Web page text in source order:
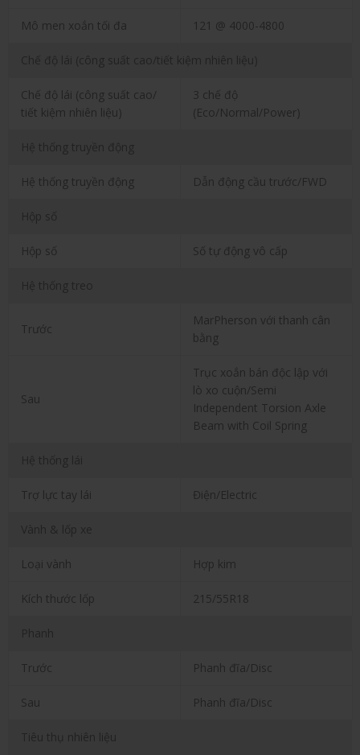
Mô men xoắn tối đa 121 @ 4000-4800
Chế độ lái (công suất cao/tiết kiệm nhiên liệu)
Chế độ lái (công suất cao/
tiết kiệm nhiên liệu)
3 chế độ
(Eco/Normal/Power)
Hệ thống truyền động
Hệ thống truyền động Dẫn động cầu trước/FWD
Hộp số
Hộp số Số tự động vô cấp
Hệ thống treo
Trước
MarPherson với thanh cân
bằng
Sau
Trục xoắn bán độc lập với
lò xo cuộn/Semi
Independent Torsion Axle
Beam with Coil Spring
Hệ thống lái
Trợ lực tay lái Điện/Electric
Vành & lốp xe
Loại vành Hợp kim
Kích thước lốp 215/55R18
Phanh
Trước Phanh đĩa/Disc
Sau Phanh đĩa/Disc
Tiêu thụ nhiên liệu